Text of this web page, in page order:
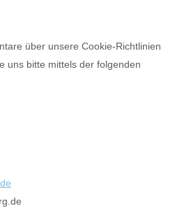
über unsere Cookie-Richtlinien
uns bitte mittels der folgenden